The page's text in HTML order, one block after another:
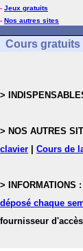
- Jeux gratuits
- Nos autres sites
Cours gratuits
>
> NOS AUTRES
clavier
Cours de
> INFORMATIONS :
déposé chaque
fournisseur